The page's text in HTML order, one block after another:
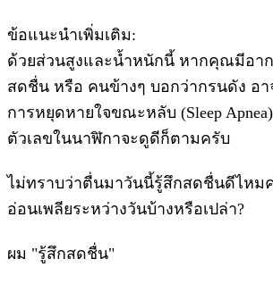
​ข้อแนะนำเพิ่มเติม:
ด้วยส่วนสูงและน้ำหนักนี้ หากคุณมีอา
สดชื่น หรือ คนข้างๆ บอกว่ากรนดัง อา
การหยุดหายใจขณะหลับ (Sleep
ตัวเลขในนาฬิกาจะดูดีก็ตามครับ
ไม่ทราบว่าตื่นมาวันนี้รู้สึกสดชื่นดีไหม
อ่อนเพลียระหว่างวันบ้างหรือเปล่า?
ผม "รู้สึกสดชื่น"